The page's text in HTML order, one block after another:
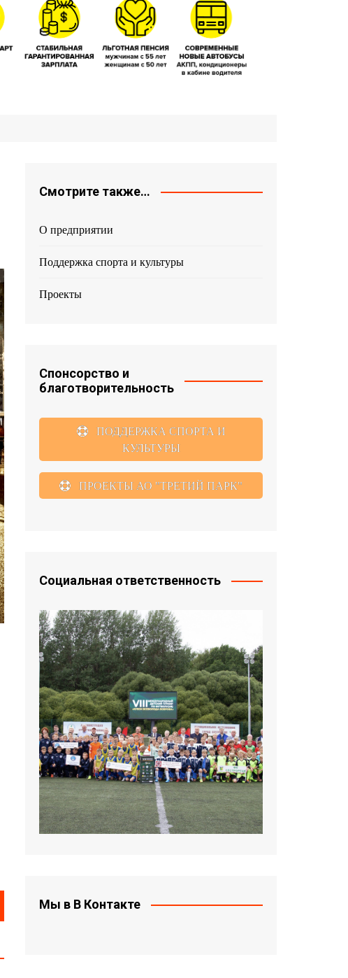
Смотрите также…
О предприятии
Поддержка спорта и культуры
Проекты
Спонсорство и
благотворительность
ПОДДЕРЖКА СПОРТА И
КУЛЬТУРЫ
ПРОЕКТЫ АО "ТРЕТИЙ ПАРК"
Социальная ответственность
Мы в В Контакте